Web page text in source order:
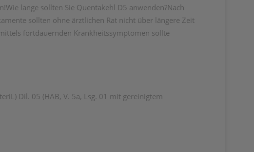
lange sollten Sie Quentakehl D5 anwenden?Nach
sollten ohne ärztlichen Rat nicht über längere Zeit
fortdauernden Krankheitssymptomen sollte
Dil. 05 (HAB, V. 5a, Lsg. 01 mit gereinigtem